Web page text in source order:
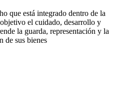
que está integrado dentro de la
el cuidado, desarrollo y
la guarda, representación y la
de sus bienes